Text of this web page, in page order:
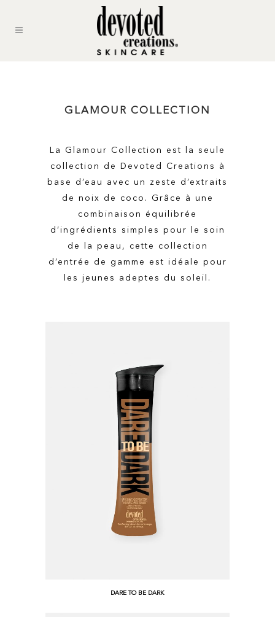
GLAMOUR COLLECTION
La Glamour Collection est la seule
collection de Devoted Creations à
base d’eau avec un zeste d’extraits
de noix de coco. Grâce à une
combinaison équilibrée
d’ingrédients simples pour le soin
de la peau, cette collection
d’entrée de gamme est idéale pour
les jeunes adeptes du soleil.
DARE TO BE DARK